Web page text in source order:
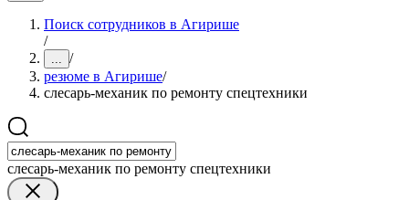
Поиск сотрудников в Агирише
/
... /
резюме в Агирише/
слесарь-механик по ремонту спецтехники
слесарь-механик по ремонту спецтехники